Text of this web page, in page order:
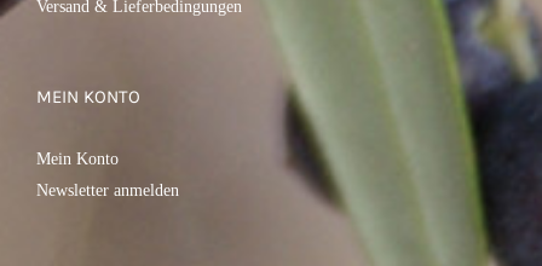
Versand & Lieferbedingungen
MEIN KONTO
Mein Konto
Newsletter anmelden